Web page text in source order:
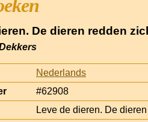
De dieren redden
Nederlands
#62908
Leve de dieren. De